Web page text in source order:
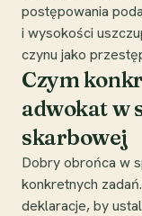
postępowania
i wysokości
czynu jako
Czym
adwokat w
skarbowej
Dobry obrońca w
konkretnych
deklaracje, by